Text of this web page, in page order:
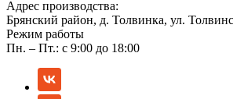
Адрес производства:
Брянский район, д. Толвинка, ул.
Режим работы
Пн. – Пт.: с 9:00 до 18:00